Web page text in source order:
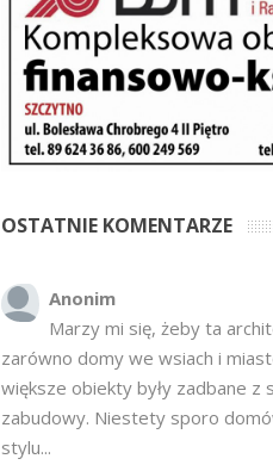
OSTATNIE KOMENTARZE
Anonim
Marzy mi się, żeby ta
zarówno domy we wsiach i
większe obiekty były zadbane z
zabudowy. Niestety sporo
stylu...